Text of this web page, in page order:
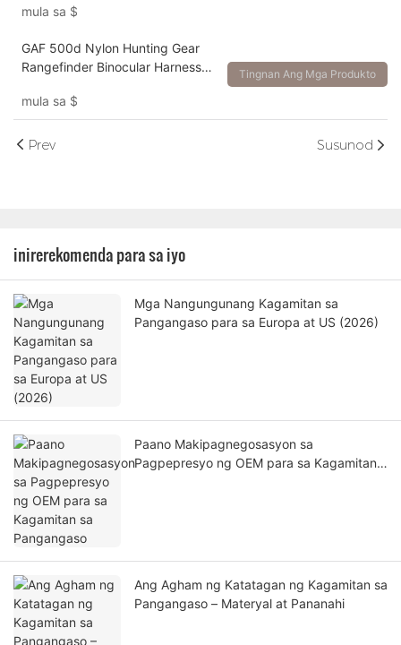
Binoculars Bag
mula sa $
GAF 500d Nylon Hunting Gear
Rangefinder Binocular Harness
mula sa $
Tingnan Ang Mga Produkto
Prev Susunod
inirerekomenda para sa iyo
Mga Nangungunang Kagamitan sa
Pangangaso para sa Europa at US (2026)
Paano Makipagnegosasyon sa
Pagpepresyo ng OEM para sa Kagamitan
Ang Agham ng Katatagan ng Kagamitan sa
Pangangaso – Materyal at Pananahi